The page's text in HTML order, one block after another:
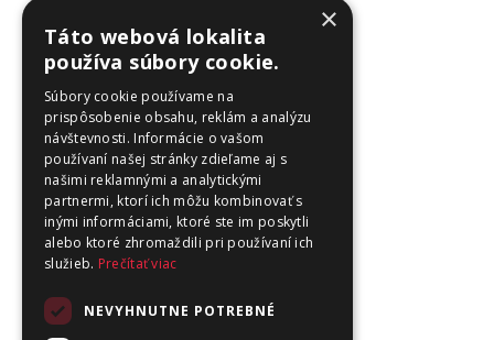
×
Táto webová lokalita
používa súbory cookie.
Súbory cookie používame na
prispôsobenie obsahu, reklám a analýzu
návštevnosti. Informácie o vašom
používaní našej stránky zdieľame aj s
našimi reklamnými a analytickými
partnermi, ktorí ich môžu kombinovať s
inými informáciami, ktoré ste im poskytli
alebo ktoré zhromaždili pri používaní ich
služieb. Prečítať viac
NEVYHNUTNE POTREBNÉ